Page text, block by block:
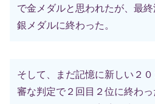
で金メダルと思われたが、最
銀メダルに終わった。
そして、まだ記憶に新しい２
審な判定で２回目２位に終わ